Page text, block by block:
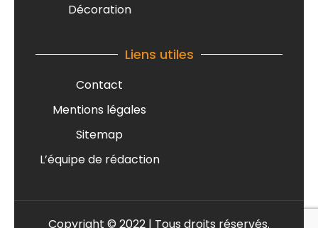
Décoration
Liens utiles
Contact
Mentions légales
Sitemap
L’équipe de rédaction
Copyright © 2022 | Tous droits réservés.